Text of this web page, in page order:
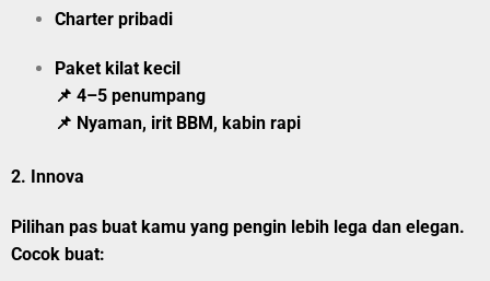
Charter pribadi
Paket kilat kecil
📌 4–5 penumpang
📌 Nyaman, irit BBM, kabin rapi
2. Innova
Pilihan pas buat kamu yang pengin lebih lega dan elegan.
Cocok buat: